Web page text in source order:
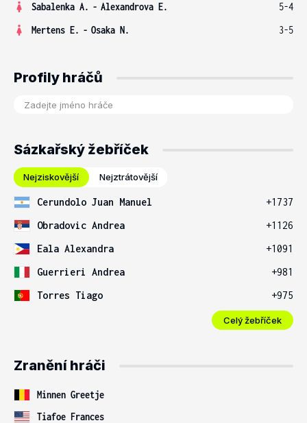
Sabalenka A. - Alexandrova E.
5-4
Mertens E. - Osaka N. 3-5
Profily hráčů
Sázkařský žebříček
Nejziskovější Nejztrátovější
Cerundolo Juan Manuel
+1737
Obradovic Andrea
+1126
Eala Alexandra
+1091
Guerrieri Andrea
+981
Torres Tiago
+975
Celý žebříček
Zranění hráči
Minnen Greetje
Tiafoe Frances